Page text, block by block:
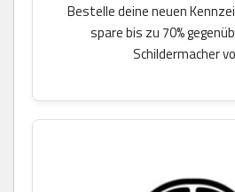
Bestelle deine neuen
spare bis zu 70%
Schildermacher